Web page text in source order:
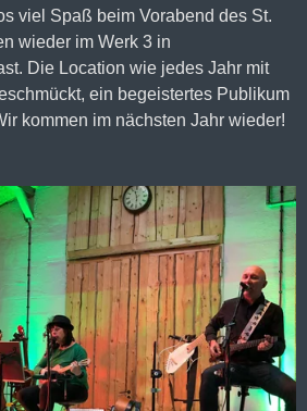
viel Spaß beim Vorabend des St.
wieder im Werk 3 in
Die Location wie jedes Jahr mit
ein begeistertes Publikum
kommen im nächsten Jahr wieder!